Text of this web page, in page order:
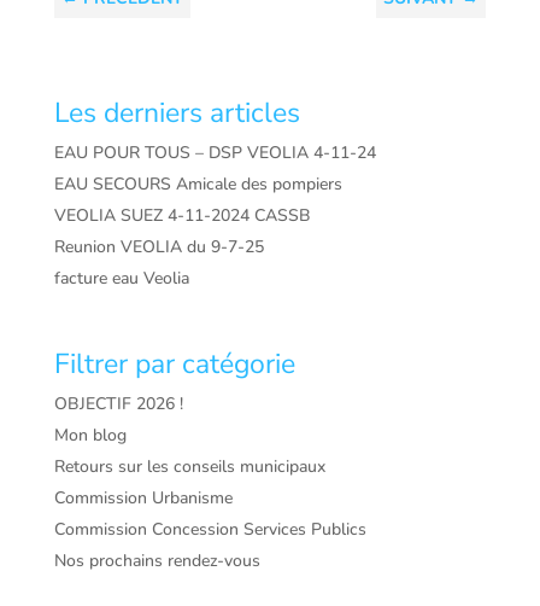
Les derniers articles
EAU POUR TOUS – DSP VEOLIA 4-11-24
EAU SECOURS Amicale des pompiers
VEOLIA SUEZ 4-11-2024 CASSB
Reunion VEOLIA du 9-7-25
facture eau Veolia
Filtrer par catégorie
OBJECTIF 2026 !
Mon blog
Retours sur les conseils municipaux
Commission Urbanisme
Commission Concession Services Publics
Nos prochains rendez-vous